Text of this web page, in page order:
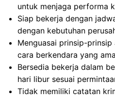
untuk menjaga performa
Siap bekerja dengan
dengan kebutuhan
Menguasai prinsip-
cara berkendara yang
Bersedia bekerja dalam
hari libur sesuai
Tidak memiliki catatan